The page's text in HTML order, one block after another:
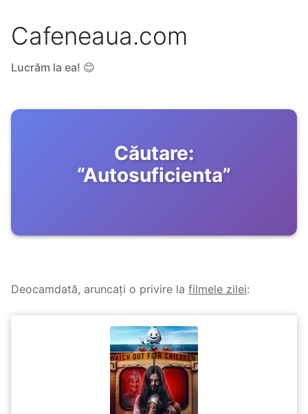
Cafeneaua.com
Lucrăm la ea! 😊
Căutare:
“Autosuficienta”
Deocamdată, aruncați o privire la filmele zilei: